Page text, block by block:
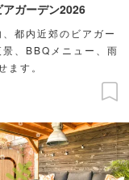
アガーデン2026
都内近郊のビアガー
、BBQメニュー、雨
ます。